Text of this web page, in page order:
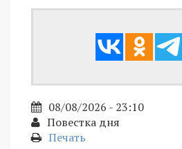
08/08/2026 - 23:10
Повестка дня
Печать